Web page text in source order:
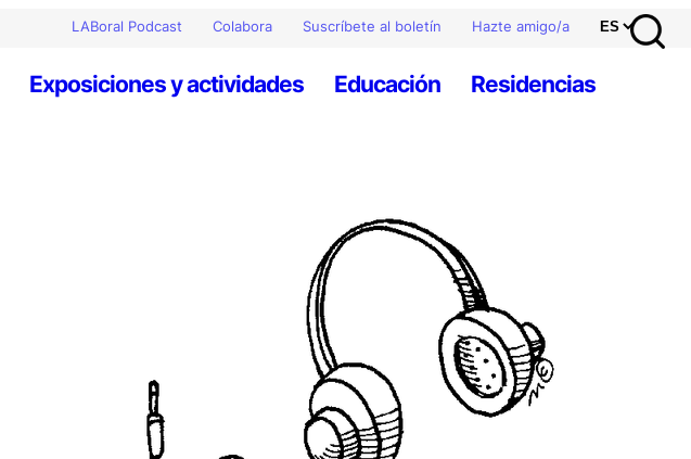
LABoral Podcast Colabora Suscríbete al boletín Hazte amigo/a
Exposiciones y actividades Educación Residencias